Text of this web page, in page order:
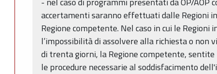
accertamenti saranno effettuati dalle Regioni
Regione competente. Nel caso in cui le Regioni
l’impossibilità di assolvere alla richiesta o non
di trenta giorni, la Regione competente,
le procedure necessarie al soddisfacimento